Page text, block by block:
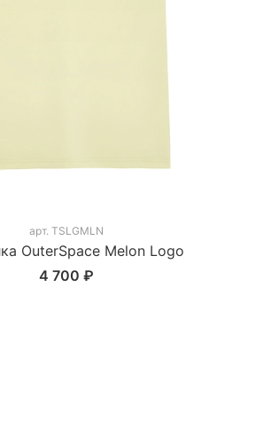
арт. TSLGMLN
OuterSpace Melon Logo
4 700 ₽